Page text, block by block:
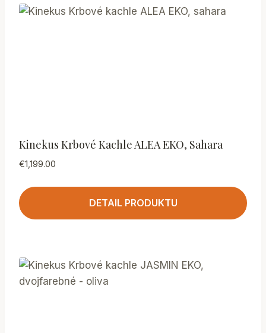
Kinekus Krbové Kachle ALEA EKO, Sahara
€1,199.00
DETAIL PRODUKTU